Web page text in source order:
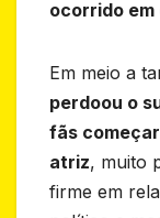
ocorrido
Em meio a
perdoou o
fãs
atriz, muito
firme em